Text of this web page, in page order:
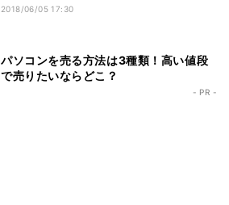
2018/06/05 17:30
パソコンを売る方法は3種類！高い値段
で売りたいならどこ？
- PR -